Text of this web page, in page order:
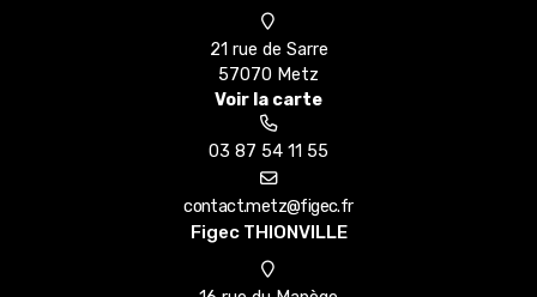
21 rue de Sarre
57070 Metz
Voir la carte
03 87 54 11 55
Figec THIONVILLE